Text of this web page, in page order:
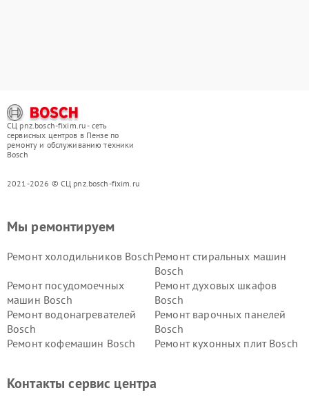
СЦ pnz.bosch-fixim.ru - сеть
сервисных центров в Пензе по
ремонту и обслуживанию техники
Bosch
2021-2026 © СЦ pnz.bosch-fixim.ru
Мы ремонтируем
Ремонт холодильников BoschРемонт стиральных машин
Bosch
Ремонт посудомоечных
машин Bosch
Ремонт духовых шкафов
Bosch
Ремонт водонагревателей
Bosch
Ремонт варочных панелей
Bosch
Ремонт кофемашин Bosch
Ремонт кухонных плит Bosch
Ремонт сушильных автоматовРемонт морозильных камер
Контакты сервис центра